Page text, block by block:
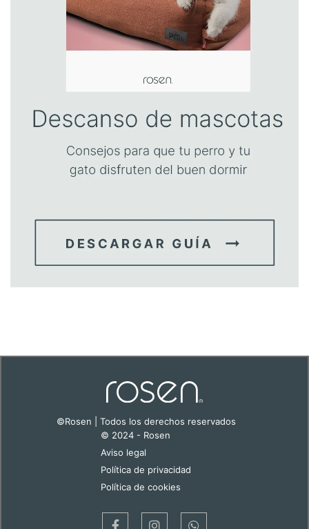
©Rosen | Todos los derechos reservados
© 2024 - Rosen
Aviso legal
Política de privacidad
Política de cookies